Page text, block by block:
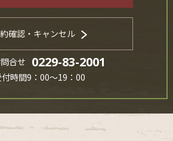
確認・キャンセル
合せ 0229-83-2001
付時間9：00～19：00